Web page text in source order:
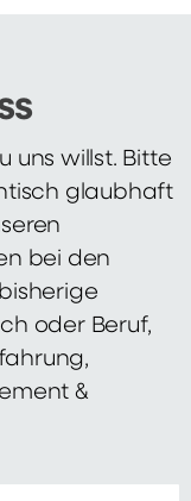
uns willst. Bitte
glaubhaft
bei den
oder Beruf,
&